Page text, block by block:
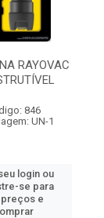
RAYOVAC
846
UN-1
login ou
se para
e